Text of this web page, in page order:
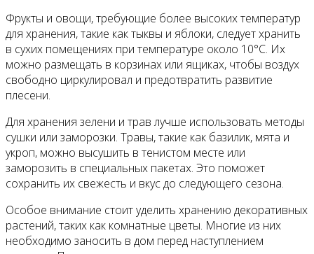
Фрукты и овощи, требующие более высоких температур
для хранения, такие как тыквы и яблоки, следует хранить
в сухих помещениях при температуре около 10°C. Их
можно размещать в корзинах или ящиках, чтобы воздух
свободно циркулировал и предотвратить развитие
плесени.
Для хранения зелени и трав лучше использовать методы
сушки или заморозки. Травы, такие как базилик, мята и
укроп, можно высушить в тенистом месте или
заморозить в специальных пакетах. Это поможет
сохранить их свежесть и вкус до следующего сезона.
Особое внимание стоит уделить хранению декоративных
растений, таких как комнатные цветы. Многие из них
необходимо заносить в дом перед наступлением